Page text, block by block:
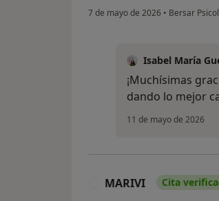
7 de mayo de 2026 • Bersar
Isabel María
¡Muchísimas
dando lo mejor
11 de mayo de 2026
MARIVI Cita